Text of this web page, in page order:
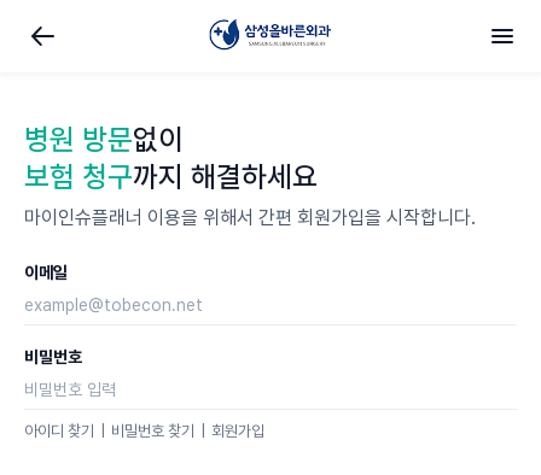
병원 방문없이
보험 청구까지 해결하세요
마이인슈플래너 이용을 위해서 간편 회원가입을 시작합니다.
이메일
비밀번호
아이디 찾기 비밀번호 찾기 회원가입